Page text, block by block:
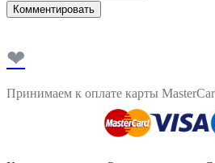
Комментировать
❤
Принимаем к оплате карты